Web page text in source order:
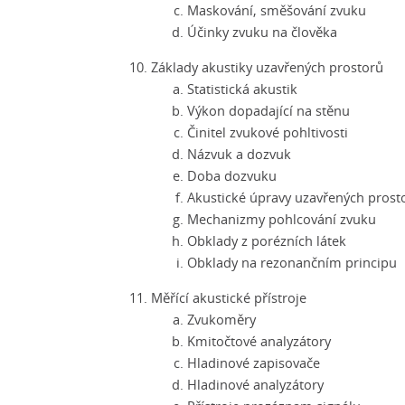
Maskování, směšování zvuku
Účinky zvuku na člověka
Základy akustiky uzavřených prostorů
Statistická akustik
Výkon dopadající na stěnu
Činitel zvukové pohltivosti
Názvuk a dozvuk
Doba dozvuku
Akustické úpravy uzavřených
Mechanizmy pohlcování zvuku
Obklady z porézních látek
Obklady na rezonančním principu
Měřící akustické přístroje
Zvukoměry
Kmitočtové analyzátory
Hladinové zapisovače
Hladinové analyzátory